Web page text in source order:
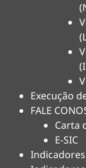
Execução
FALE
Carta
E-SIC